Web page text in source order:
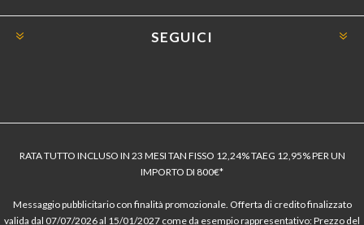
SEGUICI
RATA TUTTO INCLUSO IN 23 MESI TAN FISSO 12,24% TAEG 12,95% PER UN
IMPORTO DI 800€*
Messaggio pubblicitario con finalità promozionale. Offerta di credito finalizzato
valida dal 07/07/2026 al 15/01/2027 come da esempio rappresentativo: Prezzo del